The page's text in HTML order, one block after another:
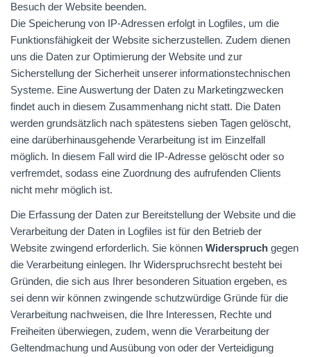
Besuch der Website beenden.
Die Speicherung von IP-Adressen erfolgt in Logfiles, um die
Funktionsfähigkeit der Website sicherzustellen. Zudem dienen
uns die Daten zur Optimierung der Website und zur
Sicherstellung der Sicherheit unserer informationstechnischen
Systeme. Eine Auswertung der Daten zu Marketingzwecken
findet auch in diesem Zusammenhang nicht statt. Die Daten
werden grundsätzlich nach spätestens sieben Tagen gelöscht,
eine darüberhinausgehende Verarbeitung ist im Einzelfall
möglich. In diesem Fall wird die IP-Adresse gelöscht oder so
verfremdet, sodass eine Zuordnung des aufrufenden Clients
nicht mehr möglich ist.
Die Erfassung der Daten zur Bereitstellung der Website und die
Verarbeitung der Daten in Logfiles ist für den Betrieb der
Website zwingend erforderlich. Sie können Widerspruch gegen
die Verarbeitung einlegen. Ihr Widerspruchsrecht besteht bei
Gründen, die sich aus Ihrer besonderen Situation ergeben, es
sei denn wir können zwingende schutzwürdige Gründe für die
Verarbeitung nachweisen, die Ihre Interessen, Rechte und
Freiheiten überwiegen, zudem, wenn die Verarbeitung der
Geltendmachung und Ausübung von oder der Verteidigung